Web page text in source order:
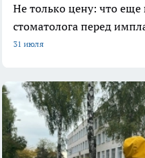
Не только цену: что еще
стоматолога перед
31 июля